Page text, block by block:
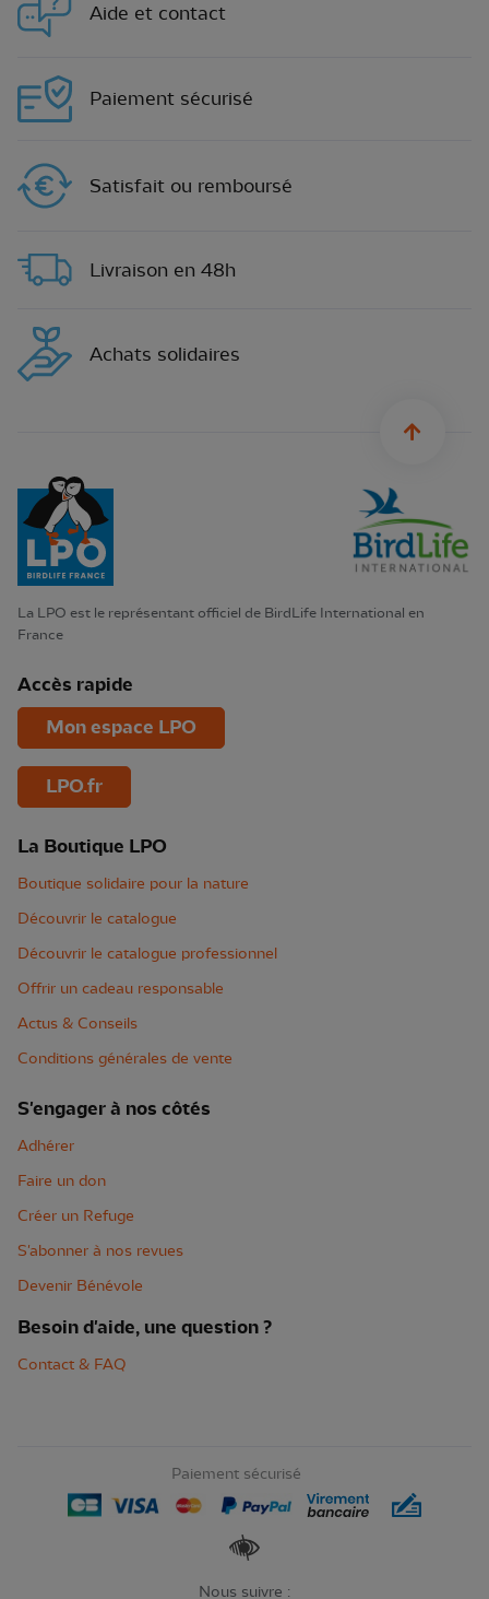
Aide et contact
Paiement sécurisé
Satisfait ou remboursé
Livraison en 48h
Achats solidaires
La LPO est le représentant officiel de BirdLife International en
France
Accès rapide
Mon espace LPO
LPO.fr
La Boutique LPO
Boutique solidaire pour la nature
Découvrir le catalogue
Découvrir le catalogue professionnel
Offrir un cadeau responsable
Actus & Conseils
Conditions générales de vente
S'engager à nos côtés
Adhérer
Faire un don
Créer un Refuge
S'abonner à nos revues
Devenir Bénévole
Besoin d'aide, une question ?
Contact & FAQ
Paiement sécurisé
Renforcer les contrastes
Nous suivre :